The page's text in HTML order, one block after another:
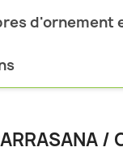
d'ornement
/